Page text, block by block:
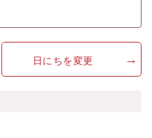
日にちを変更